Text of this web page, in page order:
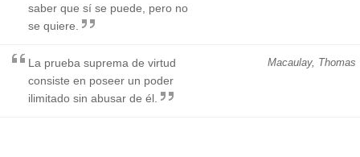
saber que sí se puede, pero no
se quiere.
Macaulay, Thomas
La prueba suprema de virtud
consiste en poseer un poder
ilimitado sin abusar de él.